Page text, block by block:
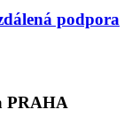
podpora
PRAHA